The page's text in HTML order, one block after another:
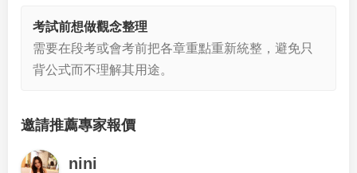
考試前想做觀念整理
需要在段考或會考前把各章重點重新統整，避免只
背公式而不理解其用途。
邀請推薦專家報價
nini